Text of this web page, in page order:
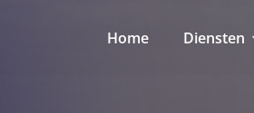
Home Diensten